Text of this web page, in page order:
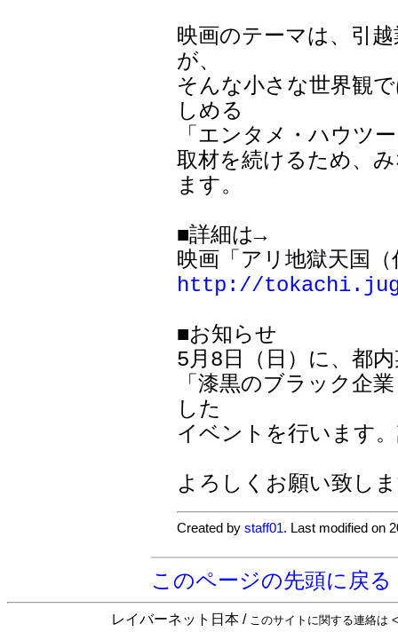
映画のテーマは、引
が、
そんな小さな世界観
しめる
「エンタメ・ハウツ
取材を続けるため、
ます。
■詳細は→
http://
■お知らせ
5月8日（日）に、都
「漆黒のブラック企
した
イベントを行います
Created bystaff01. Last modified on
このページの先頭に戻る
レイバーネット日本 / このサイトに関する連絡は